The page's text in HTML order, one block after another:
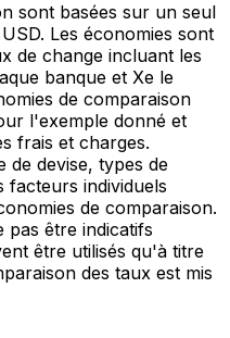
sont basées sur un seul
Les économies sont
de change incluant les
banque et Xe le
de comparaison
l'exemple donné et
frais et charges.
de devise, types de
facteurs individuels
de comparaison.
pas être indicatifs
être utilisés qu'à titre
des taux est mis